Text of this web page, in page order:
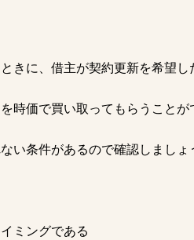
きに、借主が契約更新を希望
時価で買い取ってもらうことが
い条件があるので確認しましょ
ミングである